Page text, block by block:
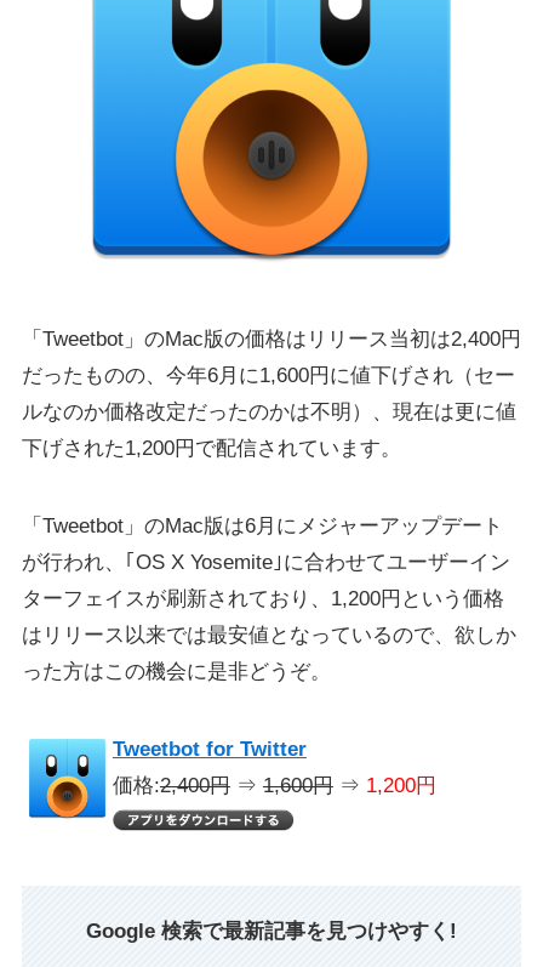
「Tweetbot」のMac版の価格はリリース当初は2,400円
だったものの、今年6月に1,600円に値下げされ（セー
ルなのか価格改定だったのかは不明）、現在は更に値
下げされた1,200円で配信されています。
「Tweetbot」のMac版は6月にメジャーアップデート
が行われ、｢OS X Yosemite｣に合わせてユーザーイン
ターフェイスが刷新されており、1,200円という価格
はリリース以来では最安値となっているので、欲しか
った方はこの機会に是非どうぞ。
Tweetbot for Twitter
価格:2,400円⇒ 1,600円⇒ 1,200円
Google 検索で最新記事を見つけやすく!